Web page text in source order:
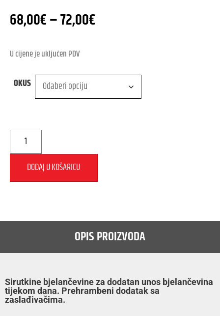
68,00€–72,00€
U cijene je uključen PDV
OKUS
DODAJ U KOŠARICU
OPIS PROIZVODA
Sirutkine bjelančevine za dodatan unos bjelančevina
tijekom dana. Prehrambeni dodatak sa
zaslađivačima.